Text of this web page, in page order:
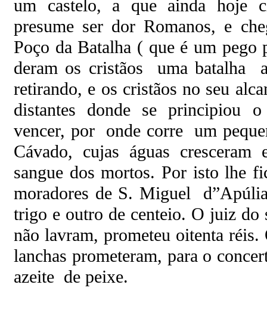
um castelo, a que ainda hoje
presume ser dor Romanos, e
Poço da Batalha ( que é um
deram os cristãos uma batalha
retirando, e os cristãos no seu
distantes donde se principiou
vencer, por onde corre um
Cávado, cujas águas
sangue dos mortos. Por isto lhe
moradores de S. Miguel
trigo e outro de centeio. O juiz
não lavram, prometeu oitenta réis.
lanchas prometeram, para o
azeite de peixe.